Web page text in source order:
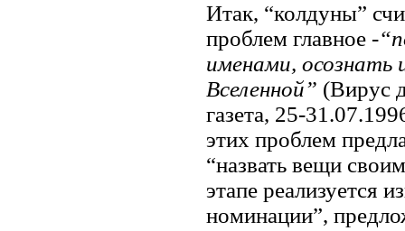
Итак, “колдуны”
проблем главное -
именами, осознать
Вселенной” (Вирус
газета, 25-
этих проблем
“назвать вещи
этапе реализуется
номинации”,